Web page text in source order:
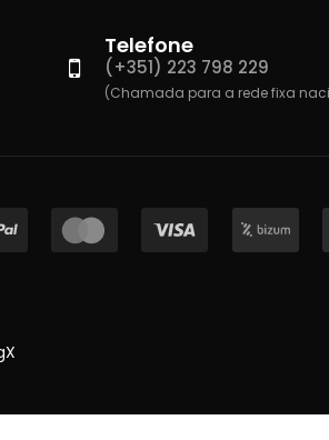
Telefone
(+351) 223 798 229
(Chamada para a rede fixa